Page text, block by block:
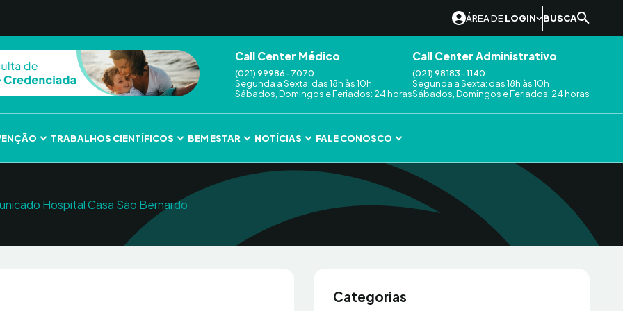
ÁREA DE LOGIN BUSCA
Call Center Médico
(021) 99986-7070
Segunda a Sexta: das 18h às 10h
Sábados, Domingos e Feriados: 24 horas
Call Center Administrativo
(021) 98183-1140
Segunda a Sexta: das 18h às 10h
Sábados, Domingos e Feriados: 24 horas
TRABALHOS CIENTÍFICOS BEM ESTAR NOTÍCIAS FALE CONOSCO
Hospital Casa São Bernardo
Categorias